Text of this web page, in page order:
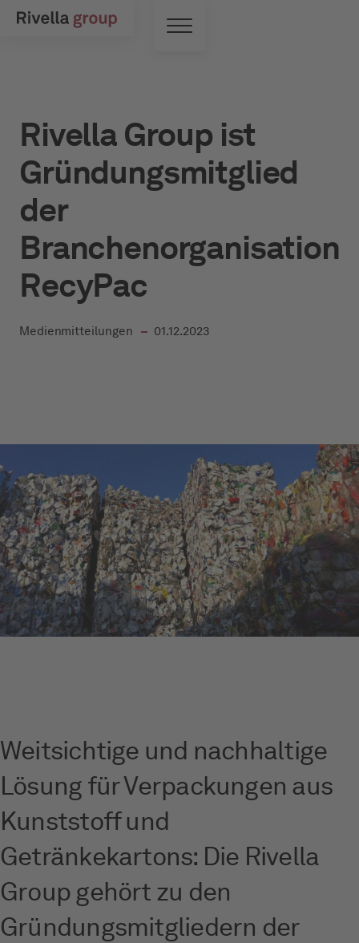
Zum Hauptinhalt springen
Toggle Menu
Rivella Group ist
Gründungsmitglied
der
Branchenorganisation
RecyPac
in
Medienmitteilungen 01.12.2023
Weitsichtige und nachhaltige
Lösung für Verpackungen aus
Kunststoff und
Getränkekartons: Die Rivella
Group gehört zu den
Gründungsmitgliedern der